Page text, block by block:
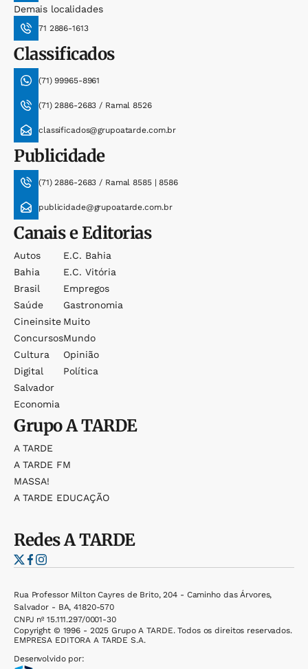
Demais localidades
71 2886-1613
Classificados
(71) 99965-8961
(71) 2886-2683 / Ramal 8526
classificados@grupoatarde.com.br
Publicidade
(71) 2886-2683 / Ramal 8585 | 8586
publicidade@grupoatarde.com.br
Canais e Editorias
Autos
Bahia
Brasil
Saúde
Cineinsite
Concursos
Cultura
Digital
Salvador
Economia
E.c. Bahia
E.c. Vitória
Empregos
Gastronomia
Muito
Mundo
Opinião
Política
GrupoA TARDE
A TARDE
A TARDE FM
MASSA!
A TARDE EDUCAÇÃO
RedesA TARDE
Rua Professor Milton Cayres de Brito, 204 - Caminho das Árvores,
Salvador - BA, 41820-570
CNPJ nº 15.111.297/0001-30
Copyright © 1996 - 2025 Grupo A TARDE. Todos os direitos reservados.
EMPRESA EDITORA A TARDE S.A.
Desenvolvido por: